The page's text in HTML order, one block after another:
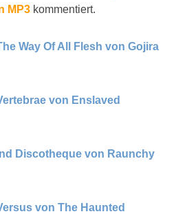
MP3 kommentiert.
Way Of All Flesh von Gojira
von Enslaved
Discotheque von Raunchy
von The Haunted